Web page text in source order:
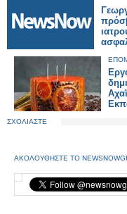
ΣΧΟΛΙΑΣΤΕ
ΑΚΟΛΟΥΘΗΣΤΕ ΤΟ